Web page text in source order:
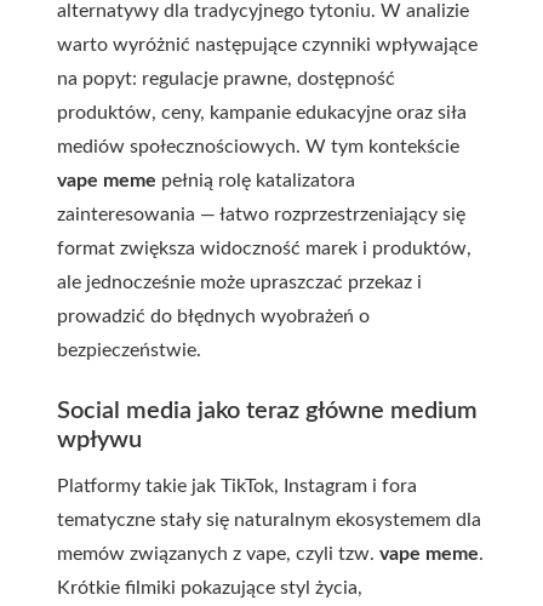
alternatywy dla tradycyjnego tytoniu. W analizie
warto wyróżnić następujące czynniki wpływające
na popyt: regulacje prawne, dostępność
produktów, ceny, kampanie edukacyjne oraz siła
mediów społecznościowych. W tym kontekście
vape meme pełnią rolę katalizatora
zainteresowania — łatwo rozprzestrzeniający się
format zwiększa widoczność marek i produktów,
ale jednocześnie może upraszczać przekaz i
prowadzić do błędnych wyobrażeń o
bezpieczeństwie.
Social media jako teraz główne medium
wpływu
Platformy takie jak TikTok, Instagram i fora
tematyczne stały się naturalnym ekosystemem dla
memów związanych z vape, czyli tzw. vape meme.
Krótkie filmiki pokazujące styl życia,